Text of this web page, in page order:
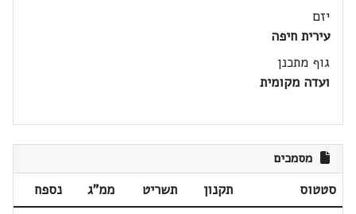
יזם
עירית חיפה
גוף מתכנן
ועדה מקומית
מסמכים
סטטוס תקנון תשריט ממ"ג
נספח